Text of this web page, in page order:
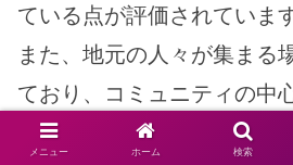
ている点が評価されています
また、地元の人々が集まる
ており、コミュニティの中
しています。
メニュー ホーム 検索